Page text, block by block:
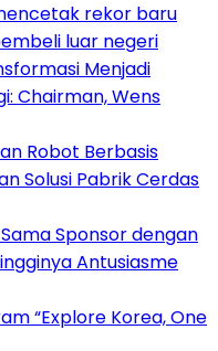
rekor baru
luar negeri
Menjadi
Chairman, Wens
Robot Berbasis
Solusi Pabrik Cerdas
Sponsor dengan
Antusiasme
“Explore Korea, One